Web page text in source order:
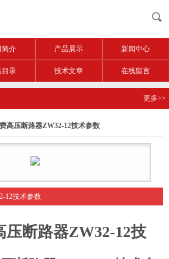
简介 产品展示 新闻中心
目录 技术文章 在线留言
更多>>
高压断路器ZW32-12技术参数
12技术参数
压断路器ZW32-12技